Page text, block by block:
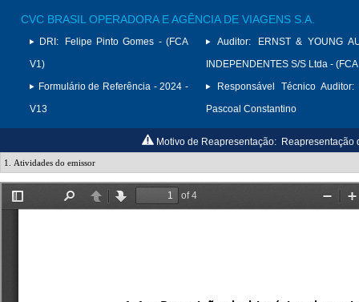
CVC BRASIL OPERADORA E AGÊNCIA DE VIAGENS S.A.
DRI:
Felipe Pinto Gomes - (FCA
V1)
Formulário de Referência - 2024 -
V13
Auditor:
ERNST & YOUNG
INDEPENDENTES S/S Ltda -
Responsável Técnico Auditor:
Pascoal Constantino
Motivo de Reapresentação: Reapresentação